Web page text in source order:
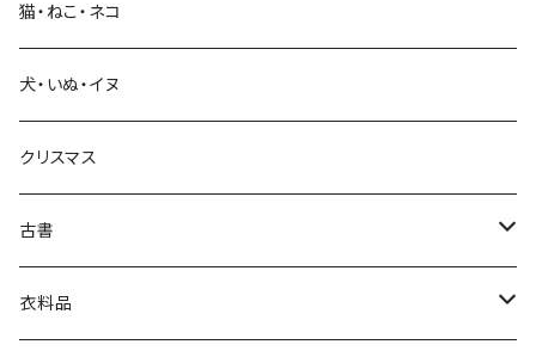
生活・暮らし
芸術・絵画・写真
絵本・児童書
娯楽・エンターテインメント
猫・ねこ・ネコ
犬・いぬ・イヌ
クリスマス
古書
古書セット
衣料品